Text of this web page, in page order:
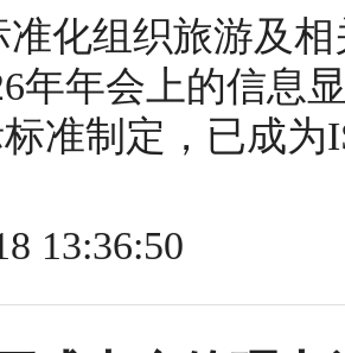
准化组织旅游及
年年会上的信息
准制定，已成为
13:36:50